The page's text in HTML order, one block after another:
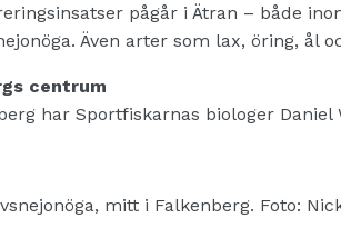
pågår i Ätran – både
Även arter som lax, öring, ål
centrum
har Sportfiskarnas biologer
mitt i Falkenberg. Foto: